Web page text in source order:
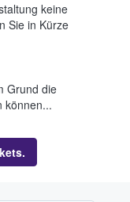
keine
Sie in Kürze
Grund die
können...